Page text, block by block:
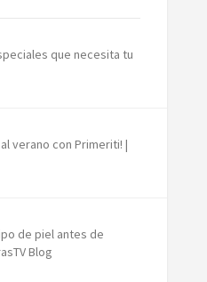
que necesita tu
verano con Primeriti! |
de piel antes de
Blog